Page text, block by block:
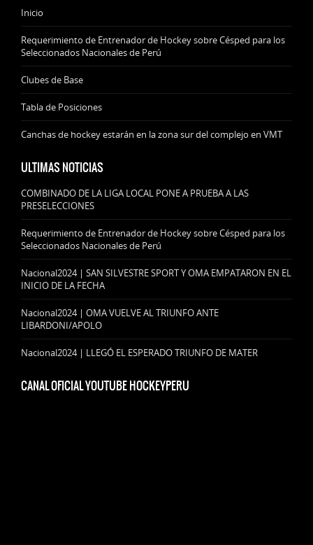
Inicio
Requerimiento de Entrenador de Hockey sobre Césped para los
Seleccionados Nacionales de Perú
Clubes de Base
Tabla de Posiciones
Canchas de hockey estarán en la zona sur del complejo en VMT
ULTIMAS NOTICIAS
COMBINADO DE LA LIGA LOCAL PONE A PRUEBA A LAS
PRESELECCIONES
Requerimiento de Entrenador de Hockey sobre Césped para los
Seleccionados Nacionales de Perú
Nacional2024 | SAN SILVESTRE SPORT Y OMA EMPATARON EN EL
INICIO DE LA FECHA
Nacional2024 | OMA VUELVE AL TRIUNFO ANTE
LIBARDONI/APOLO
Nacional2024 | LLEGÓ EL ESPERADO TRIUNFO DE MATER
CANAL OFICIAL YOUTUBE HOCKEYPERU